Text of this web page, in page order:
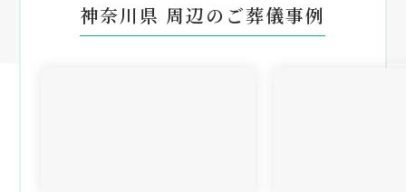
神奈川県 周辺のご葬儀事例